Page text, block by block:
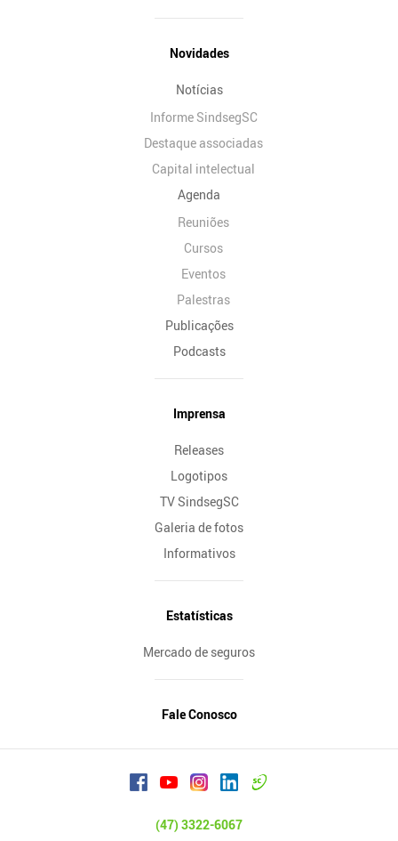
Novidades
Notícias
Informe SindsegSC
Destaque associadas
Capital intelectual
Agenda
Reuniões
Cursos
Eventos
Palestras
Publicações
Podcasts
Imprensa
Releases
Logotipos
TV SindsegSC
Galeria de fotos
Informativos
Estatísticas
Mercado de seguros
Fale Conosco
(47) 3322-6067